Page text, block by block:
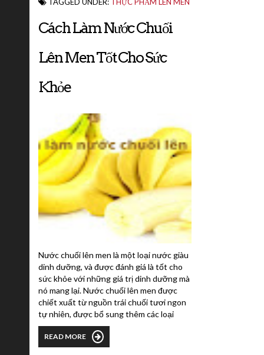
Cách Làm Nước Chuối
Lên Men Tốt Cho Sức
Khỏe
Nước chuối lên men là một loại nước giàu
dinh dưỡng, và được đánh giá là tốt cho
sức khỏe với những giá trị dinh dưỡng mà
nó mang lại. Nước chuối lên men được
chiết xuất từ nguồn trái chuối tươi ngon
tự nhiên, được bổ sung thêm các loại
vitamin và khoáng chất, giàu dưỡng chất,
cho cơ thể khỏe mạnh và tràn đầy sức
sống.Đặc điểm nổi bật của sản phẩm: Sản
READ MORE